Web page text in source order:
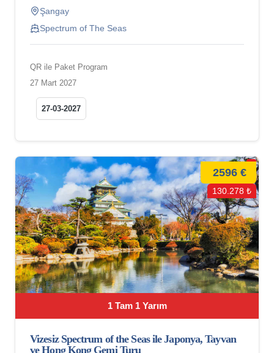
Şangay
Spectrum of The Seas
QR ile Paket Program
27 Mart 2027
27-03-2027
1 Tam 1 Yarım
2596 €
130.278 ₺
Vizesiz Spectrum of the Seas ile Japonya, Tayvan
ve Hong Kong Gemi Turu